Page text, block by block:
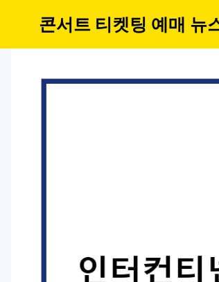
콘서트 티켓팅 예매 뉴